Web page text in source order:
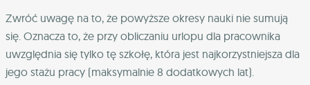
Zwróć uwagę na to, że powyższe okresy nauki nie sumują
się. Oznacza to, że przy obliczaniu urlopu dla pracownika
uwzględnia się tylko tę szkołę, która jest najkorzystniejsza dla
jego stażu pracy (maksymalnie 8 dodatkowych lat).